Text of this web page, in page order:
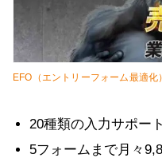
EFO（エントリーフォーム最適化
20種類の入力サポー
5フォームまで月々